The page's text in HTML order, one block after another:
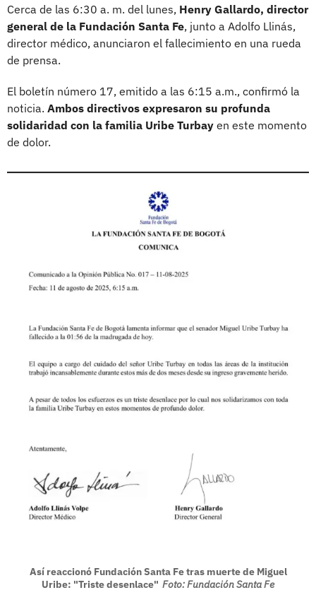
Cerca de las 6:30 a. m. del lunes, Henry Gallardo, director
general de la Fundación Santa Fe, junto a Adolfo Llinás,
director médico, anunciaron el fallecimiento en una rueda
de prensa.
El boletín número 17, emitido a las 6:15 a.m., confirmó la
noticia. Ambos directivos expresaron su profunda
solidaridad con la familia Uribe Turbay en este momento
de dolor.
Así reaccionó Fundación Santa Fe tras muerte de Miguel
Uribe: "Triste desenlace" Foto: Fundación Santa Fe